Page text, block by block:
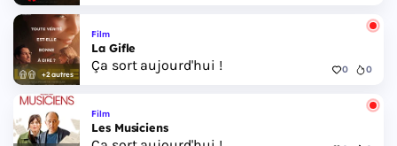
+2 autres
Film
La Gifle
Ça sort aujourd'hui ! 0 0
Film
Les Musiciens